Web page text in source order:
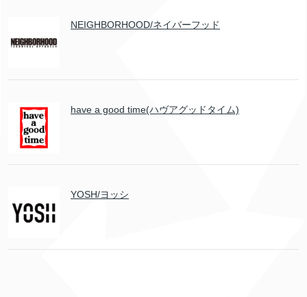
NEIGHBORHOOD/ネイバーフッド
have a good time(ハヴアグッドタイム)
YOSH/ヨッシ